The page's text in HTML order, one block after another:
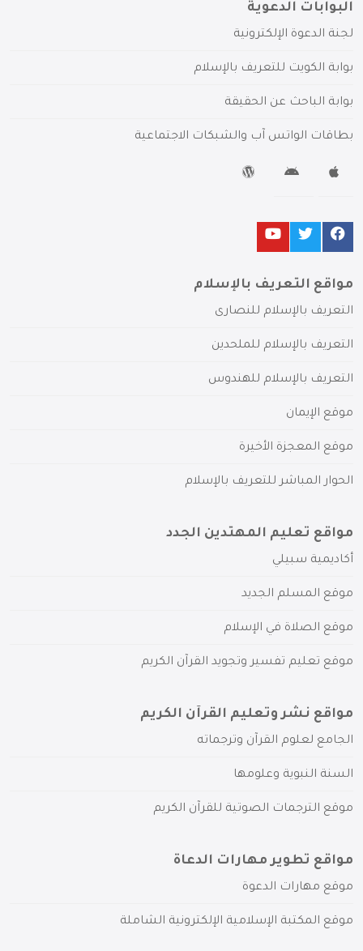
البوابات الدعوية
لجنة الدعوة الإلكترونية
بوابة الكويت للتعريف بالإسلام
بوابة الباحث عن الحقيقة
بطاقات الواتس آب والشبكات الاجتماعية
مواقع التعريف بالإسلام
التعريف بالإسلام للنصارى
التعريف بالإسلام للملحدين
التعريف بالإسلام للهندوس
موقع الإيمان
موقع المعجزة الأخيرة
الحوار المباشر للتعريف بالإسلام
مواقع تعليم المهتدين الجدد
أكاديمية سبيلي
موقع المسلم الجديد
موقع الصلاة في الإسلام
موقع تعليم تفسير وتجويد القرآن الكريم
مواقع نشر وتعليم القرآن الكريم
الجامع لعلوم القرآن وترجماته
السنة النبوية وعلومها
موقع الترجمات الصوتية للقرآن الكريم
مواقع تطوير مهارات الدعاة
موقع مهارات الدعوة
موقع المكتبة الإسلامية الإلكترونية الشاملة